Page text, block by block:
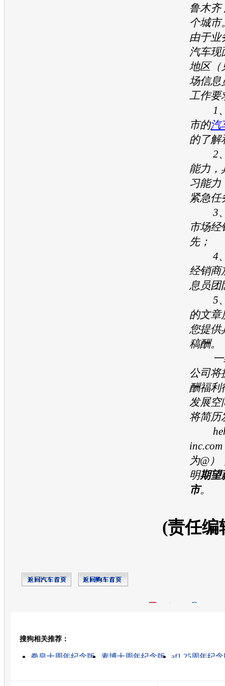
鲁木齐
个城市
由于业
汽车现
地区（
场信息
工作要
1、
市的汽
的了解
2、
能力，
习能力
紧急任
3、
市场经
先；
4、
经销商
息员团
5、
的文章
您提供
稿酬。
一经
公司将
酬福利
发展空
将简历
为@）
明期望
市。
(责任编
搜狗相关推荐：
拳皇十周年纪念版 麦博十周年纪念版
af1 25周年纪